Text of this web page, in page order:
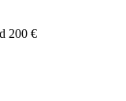
200 €